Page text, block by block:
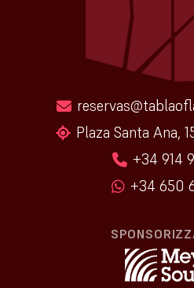
Plaza Santa Ana,
+34 914
+34 650